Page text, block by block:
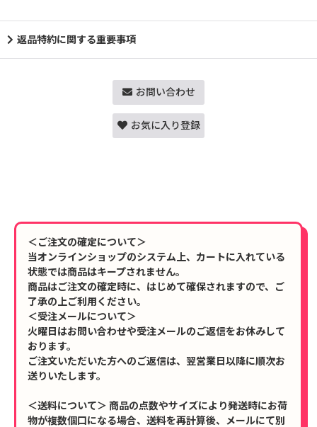
返品特約に関する重要事項
お問い合わせ
お気に入り登録
＜ご注文の確定について＞
当オンラインショップのシステム上、カートに入れている
状態では商品はキープされません。
商品はご注文の確定時に、はじめて確保されますので、ご
了承の上ご利用ください。
＜受注メールについて＞
火曜日はお問い合わせや受注メールのご返信をお休みして
おります。
ご注文いただいた方へのご返信は、翌営業日以降に順次お
送りいたします。
＜送料について＞ 商品の点数やサイズにより発送時にお荷
物が複数個口になる場合、送料を再計算後、メールにて別